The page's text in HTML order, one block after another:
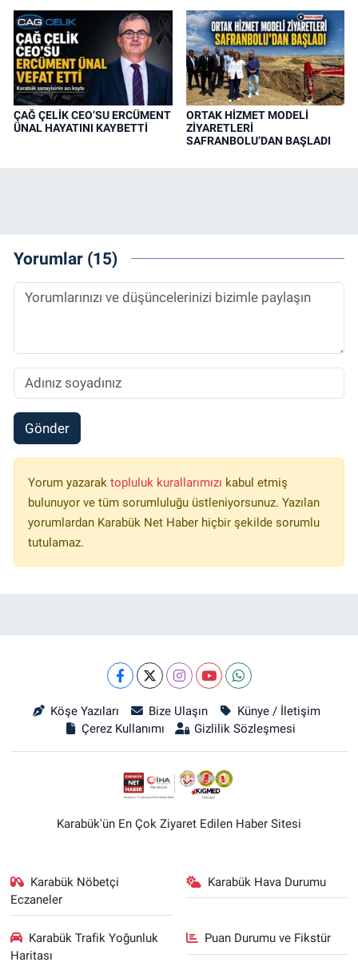
ÇAĞ ÇELİK CEO’SU ERCÜMENT
ÜNAL HAYATINI KAYBETTİ
ORTAK HİZMET MODELİ
ZİYARETLERİ
SAFRANBOLU’DAN BAŞLADI
Yorumlar (15)
Gönder
Yorum yazarak topluluk kurallarımızı kabul etmiş
bulunuyor ve tüm sorumluluğu üstleniyorsunuz. Yazılan
yorumlardan Karabük Net Haber hiçbir şekilde sorumlu
tutulamaz.
Köşe Yazıları Bize Ulaşın
Künye / İletişim
Çerez Kullanımı
Gizlilik Sözleşmesi
Karabük'ün En Çok Ziyaret Edilen Haber Sitesi
Karabük Nöbetçi
Eczaneler
Karabük Hava Durumu
Karabük Trafik Yoğunluk
Haritası
Puan Durumu ve Fikstür